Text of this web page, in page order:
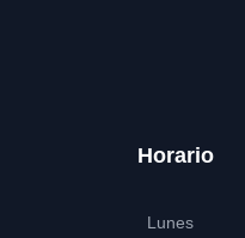
Horario
Lunes